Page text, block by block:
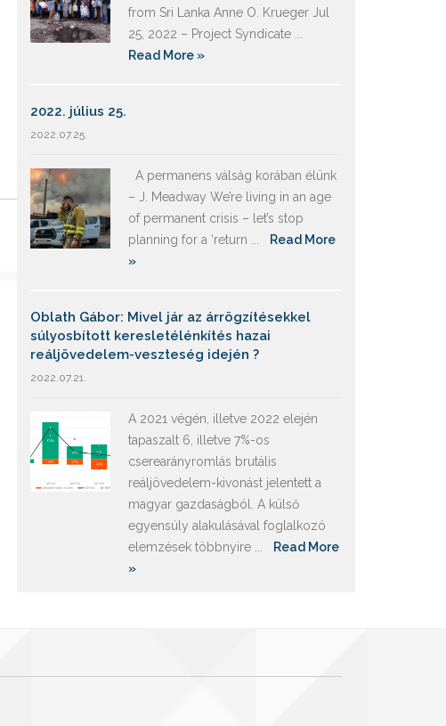
from Sri Lanka Anne O. Krueger Jul
25, 2022 – Project Syndicate ...
Read More »
2022. július 25.
2022.07.25.
A permanens válság korában élünk
– J. Meadway We’re living in an age
of permanent crisis – let’s stop
planning for a ‘return ...
Read More
»
Oblath Gábor: Mivel jár az árrögzítésekkel
súlyosbított keresletélénkítés hazai
reáljövedelem-veszteség idején ?
2022.07.21.
A 2021 végén, illetve 2022 elején
tapaszalt 6, illetve 7%-os
cserearányromlás brutális
reáljövedelem-kivonást jelentett a
magyar gazdaságból. A külső
egyensúly alakulásával foglalkozó
elemzések többnyire ...
Read More
»